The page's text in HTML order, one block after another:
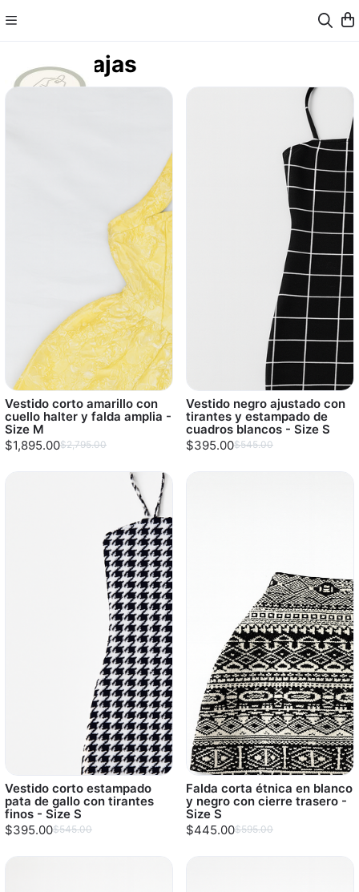
Rebajas
Vestido corto amarillo con
cuello halter y falda amplia -
Size M
$1,895.00$2,795.00
Vestido negro ajustado con
tirantes y estampado de
cuadros blancos - Size S
$395.00$545.00
Vestido corto estampado
pata de gallo con tirantes
finos - Size S
$395.00$545.00
Falda corta étnica en blanco
y negro con cierre trasero -
Size S
$445.00$595.00